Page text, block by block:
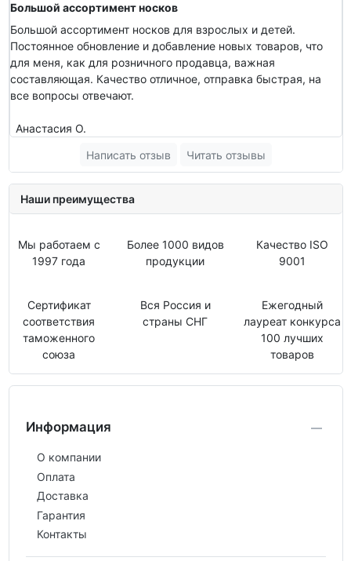
Большой ассортимент носков
Большой ассортимент носков для взрослых и детей.
Постоянное обновление и добавление новых товаров, что
для меня, как для розничного продавца, важная
составляющая. Качество отличное, отправка быстрая, на
все вопросы отвечают.
Анастасия О.
Написать отзыв
Читать отзывы
Наши преимущества
Мы работаем с
1997 года
Более 1000 видов
продукции
Качество ISO
9001
Сертификат
соответствия
таможенного
союза
Вся Россия и
страны СНГ
Ежегодный
лауреат конкурса
100 лучших
товаров
Информация
О компании
Оплата
Доставка
Гарантия
Контакты